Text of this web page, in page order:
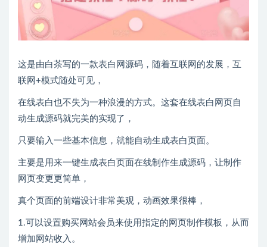
这是由白茶写的一款表白网源码，随着互联网的发展，互
联网+模式随处可见，
在线表白也不失为一种浪漫的方式。这套在线表白网页自
动生成源码就完美的实现了，
只要输入一些基本信息，就能自动生成表白页面。
主要是用来一键生成表白页面在线制作生成源码，让制作
网页变更更简单，
真个页面的前端设计非常美观，动画效果很棒，
1.可以设置购买网站会员来使用指定的网页制作模板，从而
增加网站收入。